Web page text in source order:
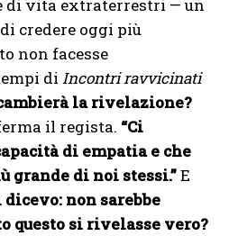
di vita extraterrestri — un
credere oggi più
non facesse
di Incontri ravvicinati
la rivelazione?
il regista. “Ci
di empatia e che
grande di noi stessi.”E
non sarebbe
questo si rivelasse vero?